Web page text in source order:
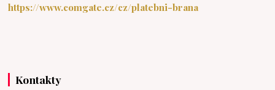
https://www.comgate.cz/cz/platebni-brana
Kontakty